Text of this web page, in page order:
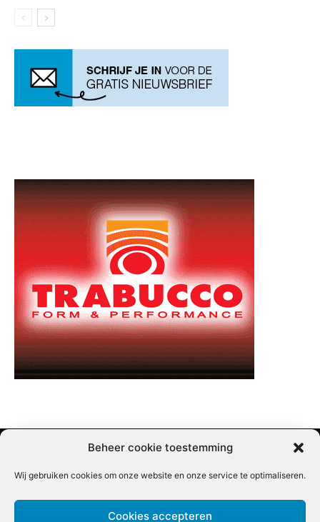
Beheer cookie toestemming
Wij gebruiken cookies om onze website en onze service te optimaliseren.
Cookies accepteren
Nieuwsbrief inschrijven | Partner content